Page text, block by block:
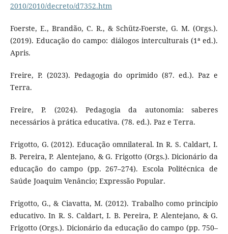
2010/2010/decreto/d7352.htm
Foerste, E., Brandão, C. R., & Schütz-Foerste, G. M. (Orgs.).
(2019). Educação do campo: diálogos interculturais (1ª ed.).
Apris.
Freire, P. (2023). Pedagogia do oprimido (87. ed.). Paz e
Terra.
Freire, P. (2024). Pedagogia da autonomia: saberes
necessários à prática educativa. (78. ed.). Paz e Terra.
Frigotto, G. (2012). Educação omnilateral. In R. S. Caldart, I.
B. Pereira, P. Alentejano, & G. Frigotto (Orgs.). Dicionário da
educação do campo (pp. 267–274). Escola Politécnica de
Saúde Joaquim Venâncio; Expressão Popular.
Frigotto, G., & Ciavatta, M. (2012). Trabalho como princípio
educativo. In R. S. Caldart, I. B. Pereira, P. Alentejano, & G.
Frigotto (Orgs.). Dicionário da educação do campo (pp. 750–